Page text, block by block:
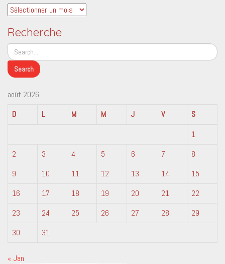
Archives
Recherche
août 2026
D
L M M J V
S
1
2
3 4 5 6 7
8
9
10 11 12 13 14
15
16
17 18 19 20 21
22
23
24 25 26 27 28
29
30
31
« Jan